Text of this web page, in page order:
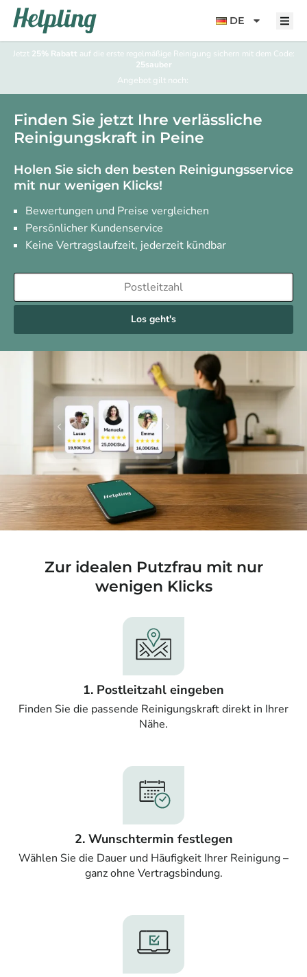
springen
DE
Jetzt 25% Rabatt auf die erste regelmäßige Reinigung sichern mit dem Code:
25sauber
Angebot gilt noch:
Finden Sie jetzt Ihre verlässliche
Reinigungskraft in Peine
Holen Sie sich den besten Reinigungsservice
mit nur wenigen Klicks!
Bewertungen und Preise vergleichen
Persönlicher Kundenservice
Keine Vertragslaufzeit, jederzeit kündbar
Los geht's
Zur idealen Putzfrau mit nur
wenigen Klicks
1. Postleitzahl eingeben
Finden Sie die passende Reinigungskraft direkt in Ihrer
Nähe.
2. Wunschtermin festlegen
Wählen Sie die Dauer und Häufigkeit Ihrer Reinigung –
ganz ohne Vertragsbindung.